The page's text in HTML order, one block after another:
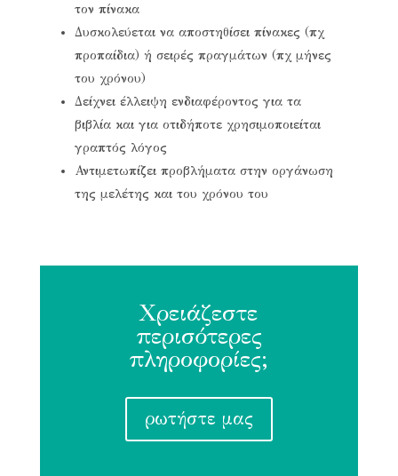
τον πίνακα
Δυσκολεύεται να αποστηθίσει πίνακες (πχ
προπαίδια) ή σειρές πραγμάτων (πχ μήνες
του χρόνου)
Δείχνει έλλειψη ενδιαφέροντος για τα
βιβλία και για οτιδήποτε χρησιμοποιείται
γραπτός λόγος
Αντιμετωπίζει προβλήματα στην οργάνωση
της μελέτης και του χρόνου του
Χρειάζεστε
περισότερες
πληροφορίες;
ρωτήστε μας